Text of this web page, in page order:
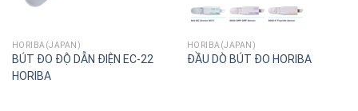
HORIBA(JAPAN)
BÚT ĐO ĐỘ DẪN ĐIỆN EC-22
HORIBA
HORIBA(JAPAN)
ĐẦU DÒ BÚT ĐO HORIBA